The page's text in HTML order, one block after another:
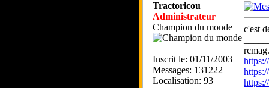
Tractoricou
Administrateur
Champion du monde
Inscrit le: 01/11/2003
Messages: 131222
Localisation: 93
c'est